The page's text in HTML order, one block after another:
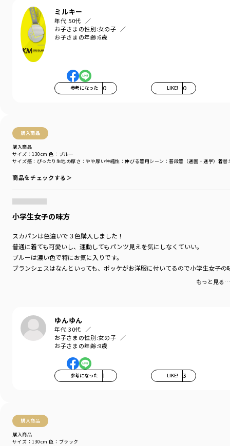
ミルキー
年代:50代
お子さまの性別:女の子
お子さまの年齢:6歳
参考になった 0 LIKE! 0
購入商品
購入商品
サイズ感 ：ぴったり 生地の厚さ ：やや厚い伸縮性 ：伸びる着用シーン ：普段着（通園・通学） 着替
サイズ：130cm 色：ブルー
商品をチェックする＞
小学生女子の味方
スカパンは色違いで３色購入しました！
普通に着ても可愛いし、運動してもパンツ見えを気にしなくていい。
ブルーは濃い色で特にお気に入りです。
ブランシェスはなんといっても、ポッケがお洋服に付いてるので小学生女子の
もっと見る…
ゆんゆん
年代:30代
お子さまの性別:女の子
お子さまの年齢:9歳
参考になった 1 LIKE! 3
購入商品
購入商品
サイズ：130cm 色：ブラック